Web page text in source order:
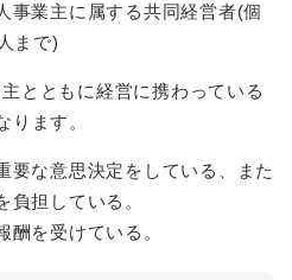
事業主に属する共同経営者(個
まで)
とともに経営に携わっている
ります。
要な意思決定をしている、また
負担している。
酬を受けている。